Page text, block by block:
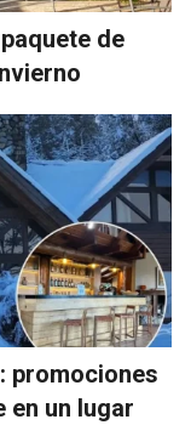
de
promociones
en un lugar